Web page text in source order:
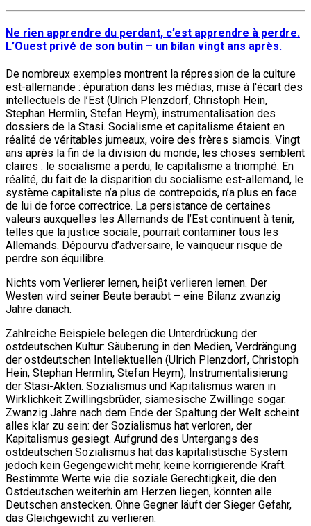
Ne rien apprendre du perdant, c’est apprendre à perdre.
L’Ouest privé de son butin – un bilan vingt ans après.
De nombreux exemples montrent la répression de la culture
est-allemande : épuration dans les médias, mise à l'écart des
intellectuels de l’Est (Ulrich Plenzdorf, Christoph Hein,
Stephan Hermlin, Stefan Heym), instrumentalisation des
dossiers de la Stasi. Socialisme et capitalisme étaient en
réalité de véritables jumeaux, voire des frères siamois. Vingt
ans après la fin de la division du monde, les choses semblent
claires : le socialisme a perdu, le capitalisme a triomphé. En
réalité, du fait de la disparition du socialisme est-allemand, le
système capitaliste n’a plus de contrepoids, n’a plus en face
de lui de force correctrice. La persistance de certaines
valeurs auxquelles les Allemands de l’Est continuent à tenir,
telles que la justice sociale, pourrait contaminer tous les
Allemands. Dépourvu d’adversaire, le vainqueur risque de
perdre son équilibre.
Nichts vom Verlierer lernen, heiβt verlieren lernen. Der
Westen wird seiner Beute beraubt – eine Bilanz zwanzig
Jahre danach.
Zahlreiche Beispiele belegen die Unterdrückung der
ostdeutschen Kultur: Säuberung in den Medien, Verdrängung
der ostdeutschen Intellektuellen (Ulrich Plenzdorf, Christoph
Hein, Stephan Hermlin, Stefan Heym), Instrumentalisierung
der Stasi-Akten. Sozialismus und Kapitalismus waren in
Wirklichkeit Zwillingsbrüder, siamesische Zwillinge sogar.
Zwanzig Jahre nach dem Ende der Spaltung der Welt scheint
alles klar zu sein: der Sozialismus hat verloren, der
Kapitalismus gesiegt. Aufgrund des Untergangs des
ostdeutschen Sozialismus hat das kapitalistische System
jedoch kein Gegengewicht mehr, keine korrigierende Kraft.
Bestimmte Werte wie die soziale Gerechtigkeit, die den
Ostdeutschen weiterhin am Herzen liegen, könnten alle
Deutschen anstecken. Ohne Gegner läuft der Sieger Gefahr,
das Gleichgewicht zu verlieren.